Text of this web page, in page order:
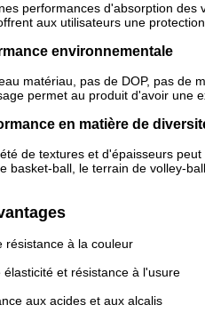
performances d'absorption
aux utilisateurs une
environnementale
matériau, pas de DOP, pas de
permet au produit d'avoir une
en matière de
de textures et d'épaisseurs
basket-ball, le terrain de volley-
résistance à la couleur
élasticité et résistance à l'usure
aux acides et aux alcalis